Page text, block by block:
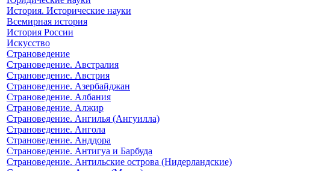
История. Исторические науки
Всемирная история
История России
Искусство
Страноведение
Страноведение. Австралия
Страноведение. Австрия
Страноведение. Азербайджан
Страноведение. Албания
Страноведение. Алжир
Страноведение. Ангилья (Ангуилла)
Страноведение. Ангола
Страноведение. Анддора
Страноведение. Антигуа и Барбуда
Страноведение. Антильские острова (Нидерландские)